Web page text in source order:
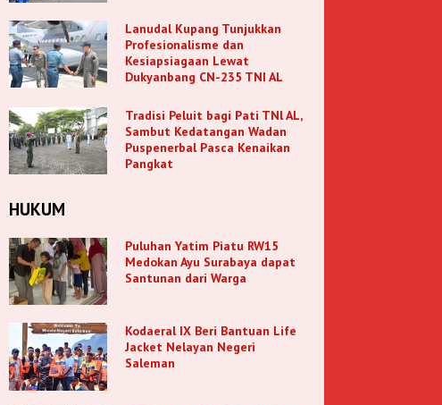
Lanudal Kupang Tunjukkan
Profesionalisme dan
Kesiapsiagaan Lewat
Dukyanbang CN-235 TNI AL
Tradisi Peluit bagi Pati TNl AL,
Sambut Kedatangan Wadan
Puspenerbal Pasca Kenaikan
Pangkat
HUKUM
Puluhan Yatim Piatu RW15
Medokan Ayu Surabaya dapat
Santunan dari Warga
Kodaeral IX Beri Bantuan Life
Jacket Nelayan Negeri
Saleman